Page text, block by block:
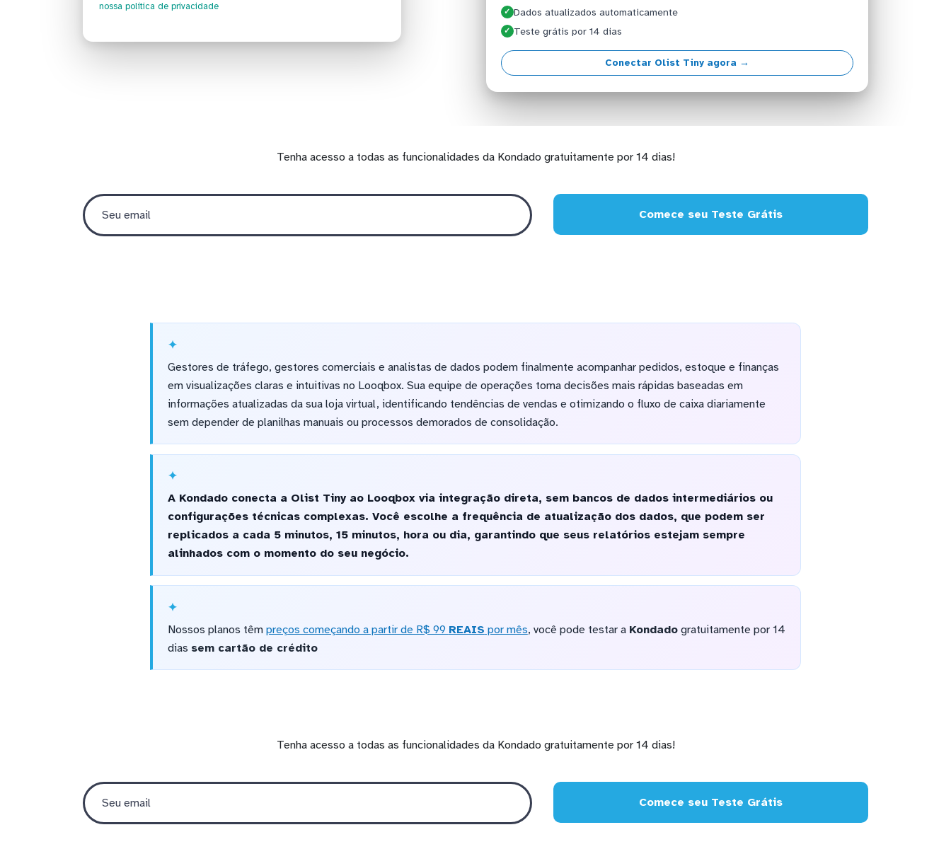
nossa política de privacidade
✓ Dados atualizados automaticamente
✓ Teste grátis por 14 dias
Conectar Olist Tiny agora →
Tenha acesso a todas as funcionalidades da Kondado gratuitamente por 14 dias!
Comece seu Teste Grátis
Gestores de tráfego, gestores comerciais e analistas de dados podem finalmente acompanhar pedidos, estoque e finanças
em visualizações claras e intuitivas no Looqbox. Sua equipe de operações toma decisões mais rápidas baseadas em
informações atualizadas da sua loja virtual, identificando tendências de vendas e otimizando o fluxo de caixa diariamente
sem depender de planilhas manuais ou processos demorados de consolidação.
A Kondado conecta a Olist Tiny ao Looqbox via integração direta, sem bancos de dados intermediários ou
configurações técnicas complexas. Você escolhe a frequência de atualização dos dados, que podem ser
replicados a cada 5 minutos, 15 minutos, hora ou dia, garantindo que seus relatórios estejam sempre
alinhados com o momento do seu negócio.
Nossos planos têm preços começando a partir de R$ 99 REAIS por mês, você pode testar a Kondadogratuitamente por 14
dias sem cartão de crédito
Tenha acesso a todas as funcionalidades da Kondado gratuitamente por 14 dias!
Comece seu Teste Grátis